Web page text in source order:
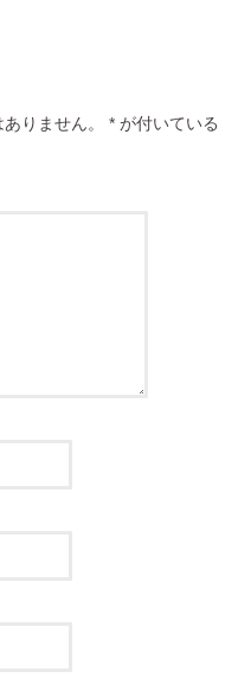
りません。 * が付いている